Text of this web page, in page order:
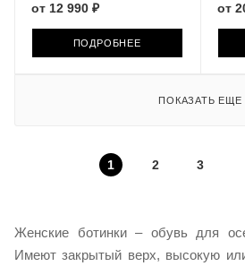
от 12 990 ₽
ПОДРОБНЕЕ
от
ПОКАЗАТЬ ЕЩЕ
1 2 3
Женские ботинки – обувь для
Имеют закрытый верх, высокую